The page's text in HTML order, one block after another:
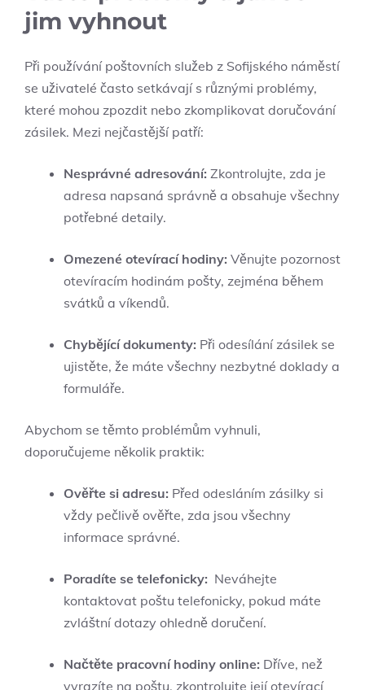
⁤jim‍ vyhnout
Při používání⁣ poštovních ⁢služeb ‌z⁣ Sofijského ⁤náměstí
se uživatelé často setkávají‍ s různými problémy,
⁤které mohou zpozdit nebo⁤ zkomplikovat‍ doručování
zásilek. Mezi nejčastější patří:
Nesprávné adresování: Zkontrolujte, ⁢zda je
adresa napsaná správně a obsahuje všechny
potřebné detaily.
Omezené otevírací hodiny: Věnujte pozornost
otevíracím ​hodinám ⁢pošty, zejména ​během
svátků‌ a víkendů.
Chybějící dokumenty: Při odesílání zásilek se
ujistěte, ⁣že ⁢máte všechny nezbytné doklady⁤ a
formuláře.
Abychom ⁣se těmto problémům vyhnuli,
‌doporučujeme⁤ několik⁤ praktik:
Ověřte si ‌adresu: Před odesláním zásilky ‌si
vždy pečlivě ⁢ověřte, zda jsou všechny
informace správné.
Poradíte ⁢se telefonicky: ‌ Neváhejte
kontaktovat poštu⁢ telefonicky, pokud máte
zvláštní ​dotazy ohledně doručení.
Načtěte pracovní hodiny online: Dříve, než
vyrazíte na poštu, zkontrolujte její otevírací⁢